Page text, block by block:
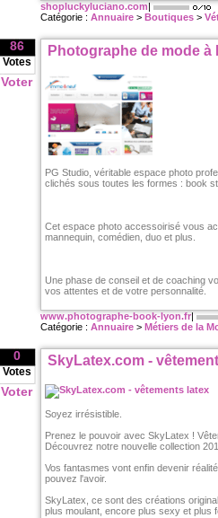
shopluckyluciano.com
Catégorie : Annuaire> Boutiques>
86
Votes
Voter
Photographe de mode à
PG Studio, véritable espace photo
clichés sous toutes les formes : book
Cet espace photo accessoirisé vous
mannequin, comédien, duo et plus.
Une phase de conseil et de coaching
vos attentes et de votre personnalité.
www.photographe-book-lyon.fr|
Catégorie : Annuaire> Métiers de la
0
Votes
Voter
SkyLatex.com -
Soyez irrésistible.
Prenez le pouvoir avec SkyLatex !
Découvrez notre nouvelle collection
Vos fantasmes vont enfin devenir
pouvez l'avoir.
SkyLatex, ce sont des créations
plus moulant, encore plus sexy et plus